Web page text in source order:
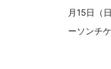
月15日（
ーソンチ